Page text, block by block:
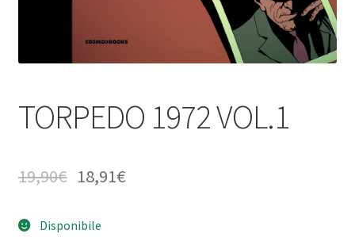
TORPEDO 1972 VOL.1
19,90€ 18,91€
Disponibile